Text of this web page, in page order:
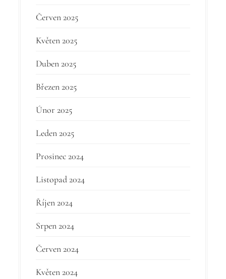
Červen 2025
Květen 2025
Duben 2025
Březen 2025
Únor 2025
Leden 2025
Prosinec 2024
Listopad 2024
Říjen 2024
Srpen 2024
Červen 2024
Květen 2024